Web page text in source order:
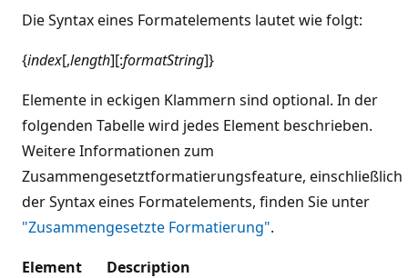
Die Syntax eines Formatelements lautet wie folgt:
{index[,length][:formatString]}
Elemente in eckigen Klammern sind optional. In der
folgenden Tabelle wird jedes Element beschrieben.
Weitere Informationen zum
Zusammengesetztformatierungsfeature, einschließlich
der Syntax eines Formatelements, finden Sie unter
"Zusammengesetzte Formatierung".
Element
Description